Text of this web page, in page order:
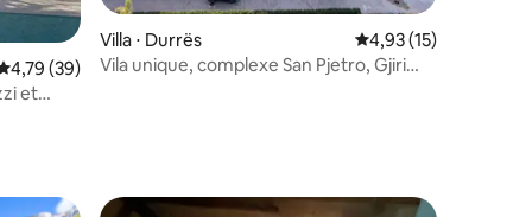
: 5 sur 5
moyenne sur la base de 39 commentaires : 4,79 sur 5
4,79 (39)
et
Villa ⋅ Durrës Évaluation moyenne
4,93 (15)
Vila unique, complexe San Pjetro, Gjiri